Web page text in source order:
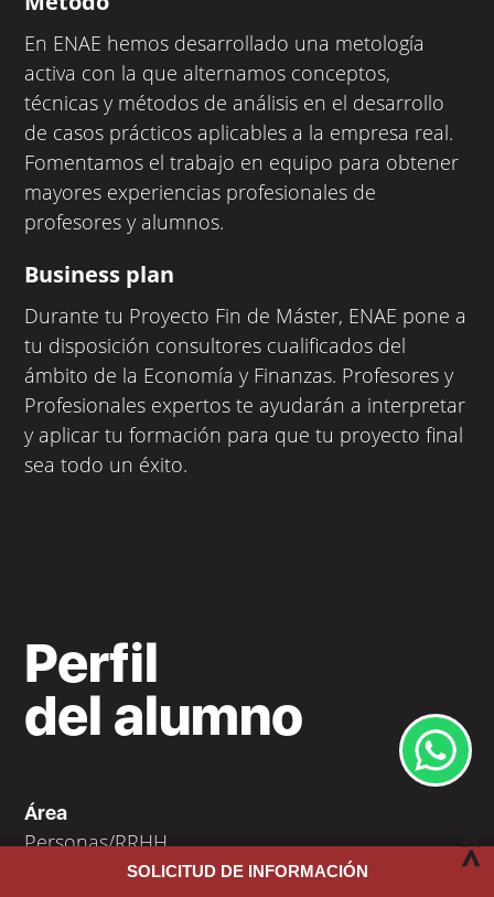
En ENAE hemos desarrollado una metología
activa con la que alternamos conceptos,
técnicas y métodos de análisis en el desarrollo
de casos prácticos aplicables a la empresa real.
Fomentamos el trabajo en equipo para obtener
mayores experiencias profesionales de
profesores y alumnos.
Business plan
Durante tu Proyecto Fin de Máster, ENAE pone a
tu disposición consultores cualificados del
ámbito de la Economía y Finanzas. Profesores y
Profesionales expertos te ayudarán a interpretar
y aplicar tu formación para que tu proyecto final
sea todo un éxito.
Perfil
del alumno
Área
Personas/RRHH
SOLICITUD DE INFORMACIÓN